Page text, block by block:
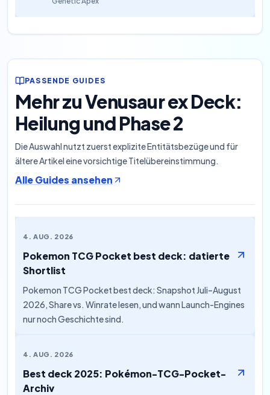
PASSENDE GUIDES
Mehr zu Venusaur ex Deck:
Heilung und Phase 2
Die Auswahl nutzt zuerst explizite Entitätsbezüge und für
ältere Artikel eine vorsichtige Titelübereinstimmung.
Alle Guides ansehen
4. AUG. 2026
Pokemon TCG Pocket best deck: datierte
Shortlist
Pokemon TCG Pocket best deck: Snapshot Juli–August
2026, Share vs. Winrate lesen, und wann Launch-Engines
nur noch Geschichte sind.
4. AUG. 2026
Best deck 2025: Pokémon-TCG-Pocket-
Archiv